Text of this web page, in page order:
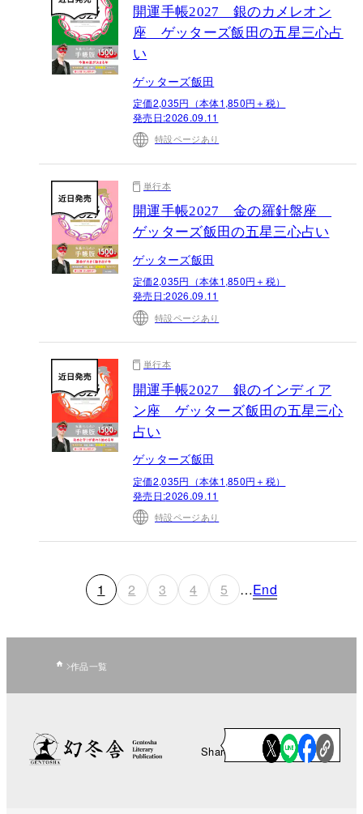
開運手帳2027 銀のカメレオン
座 ゲッターズ飯田の五星三心占
い
ゲッターズ飯田
定価2,035円（本体1,850円＋税）
発売日:2026.09.11
特設ページあり
単行本
開運手帳2027 金の羅針盤座
ゲッターズ飯田の五星三心占い
ゲッターズ飯田
定価2,035円（本体1,850円＋税）
発売日:2026.09.11
特設ページあり
単行本
開運手帳2027 銀のインディア
ン座 ゲッターズ飯田の五星三心
占い
ゲッターズ飯田
定価2,035円（本体1,850円＋税）
発売日:2026.09.11
特設ページあり
1 2 3 4 5 …End
作品一覧
Share